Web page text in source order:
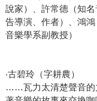
說家）、許常德（知
告導演、作者）、鴻
音樂學系副教授）
‧古碧玲（字耕農）
……瓦力太清楚聲音的